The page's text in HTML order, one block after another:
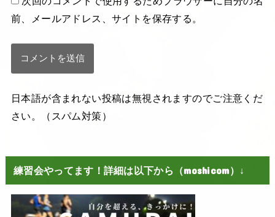
前、メールアドレス、サイトを保存する。
日本語が含まれない投稿は無視されますのでご注意くだ
さい。（スパム対策）
練習会やってます！詳細は以下から（moshicom）↓